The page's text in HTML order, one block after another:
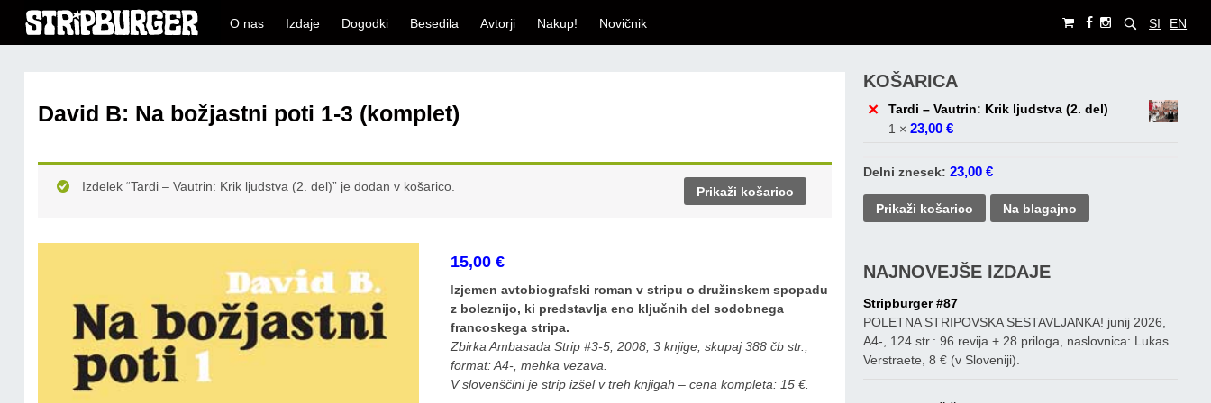
O nas Izdaje Dogodki Besedila Avtorji Nakup! Novičnik SI EN
David B: Na božjastni poti 1-3 (komplet)
Prikaži košarico
Izdelek “Tardi – Vautrin: Krik ljudstva (2. del)” je dodan v košarico.
15,00€
Izjemen avtobiografski roman v stripu o družinskem spopadu
z boleznijo, ki predstavlja eno ključnih del sodobnega
francoskega stripa.
Zbirka Ambasada Strip #3-5, 2008, 3 knjige, skupaj 388 čb str.,
format: A4-, mehka vezava.
V slovenščini je strip izšel v treh knjigah – cena kompleta: 15 €.
KOŠARICA
×
Tardi – Vautrin: Krik ljudstva (2. del)
1 ×23,00€
Delni znesek: 23,00€
Prikaži košarico Na blagajno
NAJNOVEJŠE IZDAJE
Stripburger #87
POLETNA STRIPOVSKA SESTAVLJANKA! junij 2026,
A4-, 124 str.: 96 revija + 28 priloga, naslovnica: Lukas
Verstraete, 8 € (v Sloveniji).